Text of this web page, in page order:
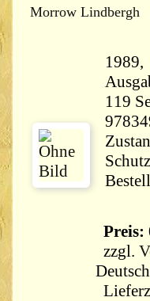
Morrow Lindbergh
1989,
119 Seiten
Preis:
zzgl.